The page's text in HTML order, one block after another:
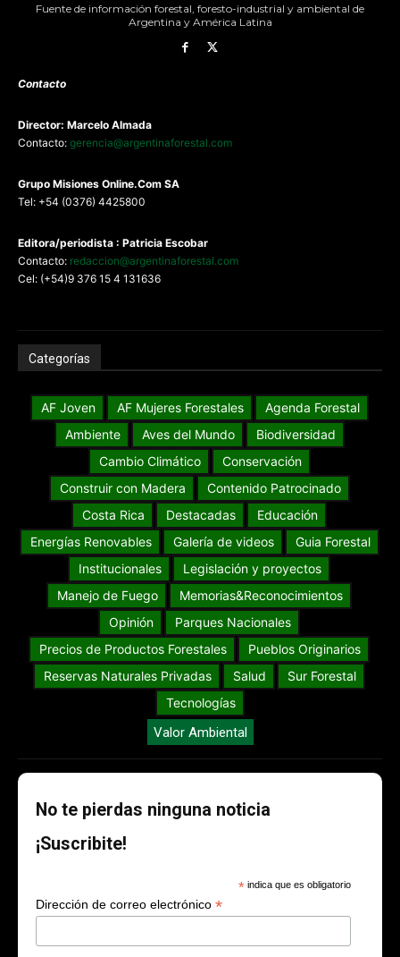
Fuente de información forestal, foresto-industrial y ambiental de
Argentina y América Latina
Contacto
Director: Marcelo Almada
Contacto: gerencia@argentinaforestal.com
Grupo Misiones Online.Com SA
Tel: +54 (0376) 4425800
Editora/periodista : Patricia Escobar
Contacto: redaccion@argentinaforestal.com
Cel: (+54)9 376 15 4 131636
Categorías
AF Joven AF Mujeres Forestales
Agenda Forestal
Ambiente
Aves del Mundo
Biodiversidad
Cambio Climático
Conservación
Construir con Madera
Contenido Patrocinado
Costa Rica
Destacadas
Educación
Energías Renovables
Galería de videos
Guia Forestal
Institucionales
Legislación y proyectos
Manejo de Fuego
Memorias&Reconocimientos
Opinión
Parques Nacionales
Precios de Productos Forestales
Pueblos Originarios
Reservas Naturales Privadas
Salud
Sur Forestal
Tecnologías
Valor Ambiental
No te pierdas ninguna noticia
¡Suscribite!
* indica que es obligatorio
Dirección de correo electrónico *